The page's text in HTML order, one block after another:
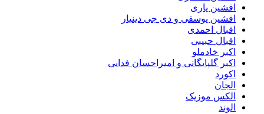
افشین یاری
افشین یوسفی و دی جی دینیار
اقبال احمدی
اقبال حبیبی
اکبر خادملو
اکبر گلپایگانی و امیراحسان فدایی
اکورد
الجان
الکس موزیک
الوند